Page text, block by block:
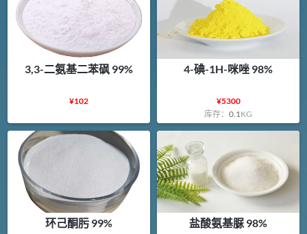
3,3-二氨基二苯砜 99%
¥102
4-碘-1H-咪唑 98%
¥5300
库存：0.1 KG
环己酮肟 99% 盐酸氨基脲 98%